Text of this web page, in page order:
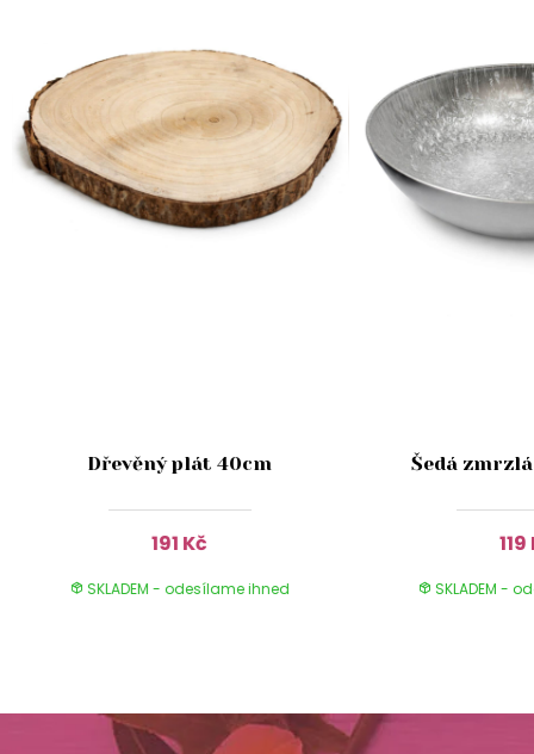
Dřevěný plát 40cm
191 Kč
SKLADEM - odesílame ihned
Šedá
SKLADEM -